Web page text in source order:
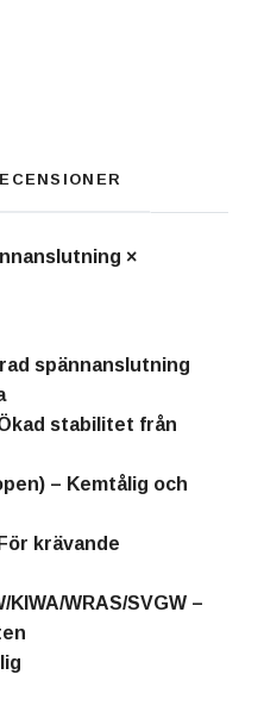
×
spännanslutning
stabilitet från
– Kemtålig och
krävande
KIWA/WRAS/SVGW –